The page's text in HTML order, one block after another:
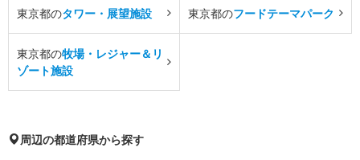
東京都のタワー・展望施設 東京都のフードテーマパーク
東京都の牧場・レジャー＆リ
ゾート施設
周辺の都道府県から探す